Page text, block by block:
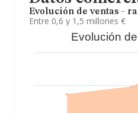
Evolución de ventas -
Entre 0,6 y 1,5 millones €
Evolución